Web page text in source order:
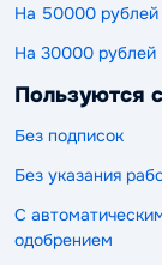
На 50000 рублей
На 30000 рублей
Пользуются
Без подписок
Без указания
С
одобрением